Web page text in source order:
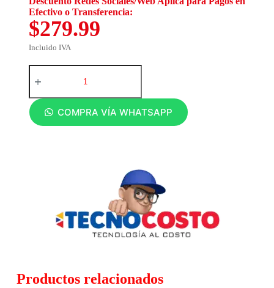
Efectivo o Transferencia:
$279.99
Incluido IVA
COMPRA VÍA WHATSAPP
Productos relacionados